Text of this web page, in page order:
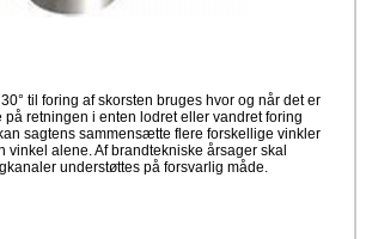
til foring af skorsten bruges hvor og når det er
retningen i enten lodret eller vandret foring
sagtens sammensætte flere forskellige vinkler
vinkel alene. Af brandtekniske årsager skal
understøttes på forsvarlig måde.